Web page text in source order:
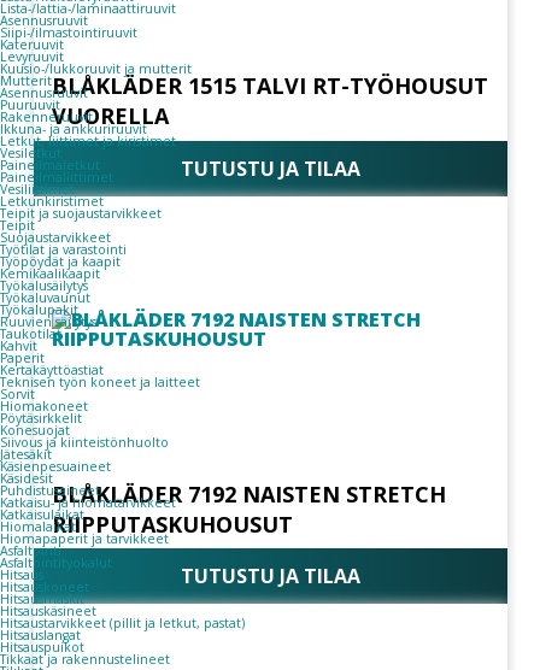
Lista-/lattia-/laminaattiruuvit
Asennusruuvit
Siipi-/ilmastointiruuvit
Kateruuvit
Levyruuvit
Kuusio-/lukkoruuvit ja mutterit
Mutterit
Asennusruuvit
Puuruuvit
Rakenneruuvit
Ikkuna- ja ankkuriruuvit
Letkut, liittimet ja kiristimet
Vesiletkut
Paineilmaletkut
Paineilmaliittimet
Vesiliittimet
Letkunkiristimet
Teipit ja suojaustarvikkeet
Teipit
Suojaustarvikkeet
Työtilat ja varastointi
Työpöydät ja kaapit
Kemikaalikaapit
Työkalusäilytys
Työkaluvaunut
Työkalupakit
Ruuvien säilytys
Taukotilat
Kahvit
Paperit
Kertakäyttöastiat
Teknisen työn koneet ja laitteet
Sorvit
Hiomakoneet
Pöytäsirkkelit
Konesuojat
Siivous ja kiinteistönhuolto
Jätesäkit
Käsienpesuaineet
Käsidesit
Puhdistusaineet
Katkaisu- ja hiomatarvikkeet
Katkaisulaikat
Hiomalaikat
Hiomapaperit ja tarvikkeet
Asfaltointi
Asfaltointityökalut
Hitsaus
Hitsauskoneet
Hitsausmaskit
Hitsauskäsineet
Hitsaustarvikkeet (pillit ja letkut, pastat)
Hitsauslangat
Hitsauspuikot
Tikkaat ja rakennustelineet
BLÅKLÄDER 1515 TALVI RT-TYÖHOUSUT
VUORELLA
TUTUSTU JA TILAA
BLÅKLÄDER 7192 NAISTEN STRETCH
RIIPPUTASKUHOUSUT
TUTUSTU JA TILAA